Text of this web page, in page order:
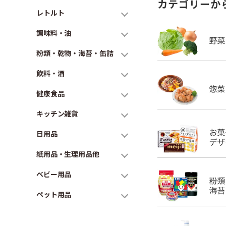
レトルト
調味料・油
粉類・乾物・海苔・缶詰
飲料・酒
健康食品
キッチン雑貨
日用品
紙用品・生理用品他
ベビー用品
ペット用品
カテゴリーか